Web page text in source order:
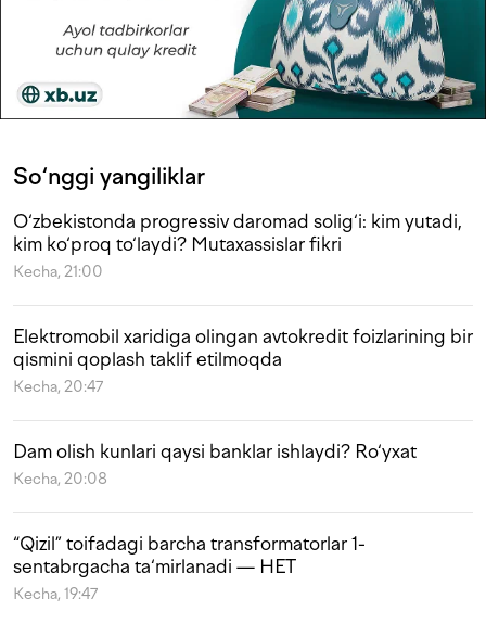
So‘nggi yangiliklar
O‘zbekistonda progressiv daromad solig‘i: kim yutadi,
kim ko‘proq to‘laydi? Mutaxassislar fikri
Kecha, 21:00
Elektromobil xaridiga olingan avtokredit foizlarining bir
qismini qoplash taklif etilmoqda
Kecha, 20:47
Dam olish kunlari qaysi banklar ishlaydi? Ro‘yxat
Kecha, 20:08
“Qizil” toifadagi barcha transformatorlar 1-
sentabrgacha ta‘mirlanadi — HET
Kecha, 19:47